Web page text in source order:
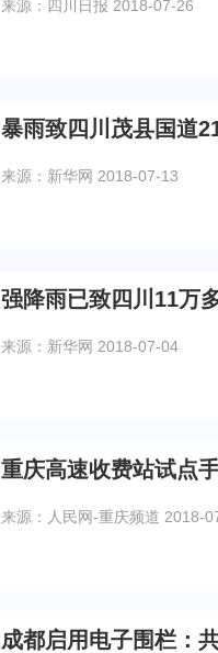
来源：四川日报 2018-07-26
暴雨致四川茂县国道
来源：新华网 2018-07-13
强降雨已致四川11万
来源：新华网 2018-07-04
重庆高速收费站试点
来源：人民网-重庆频道 2018-
成都启用电子围栏：